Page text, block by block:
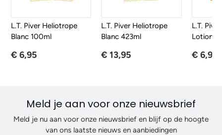
L.T. Piver Heliotrope
Blanc 100ml
€ 6,95
L.T. Piver Heliotrope
Blanc 423ml
€ 13,95
L.T.
Lotion
€ 6,95
Meld je aan voor onze nieuwsbrief
Meld je nu aan voor onze nieuwsbrief en blijf op de hoogte
van ons laatste nieuws en aanbiedingen